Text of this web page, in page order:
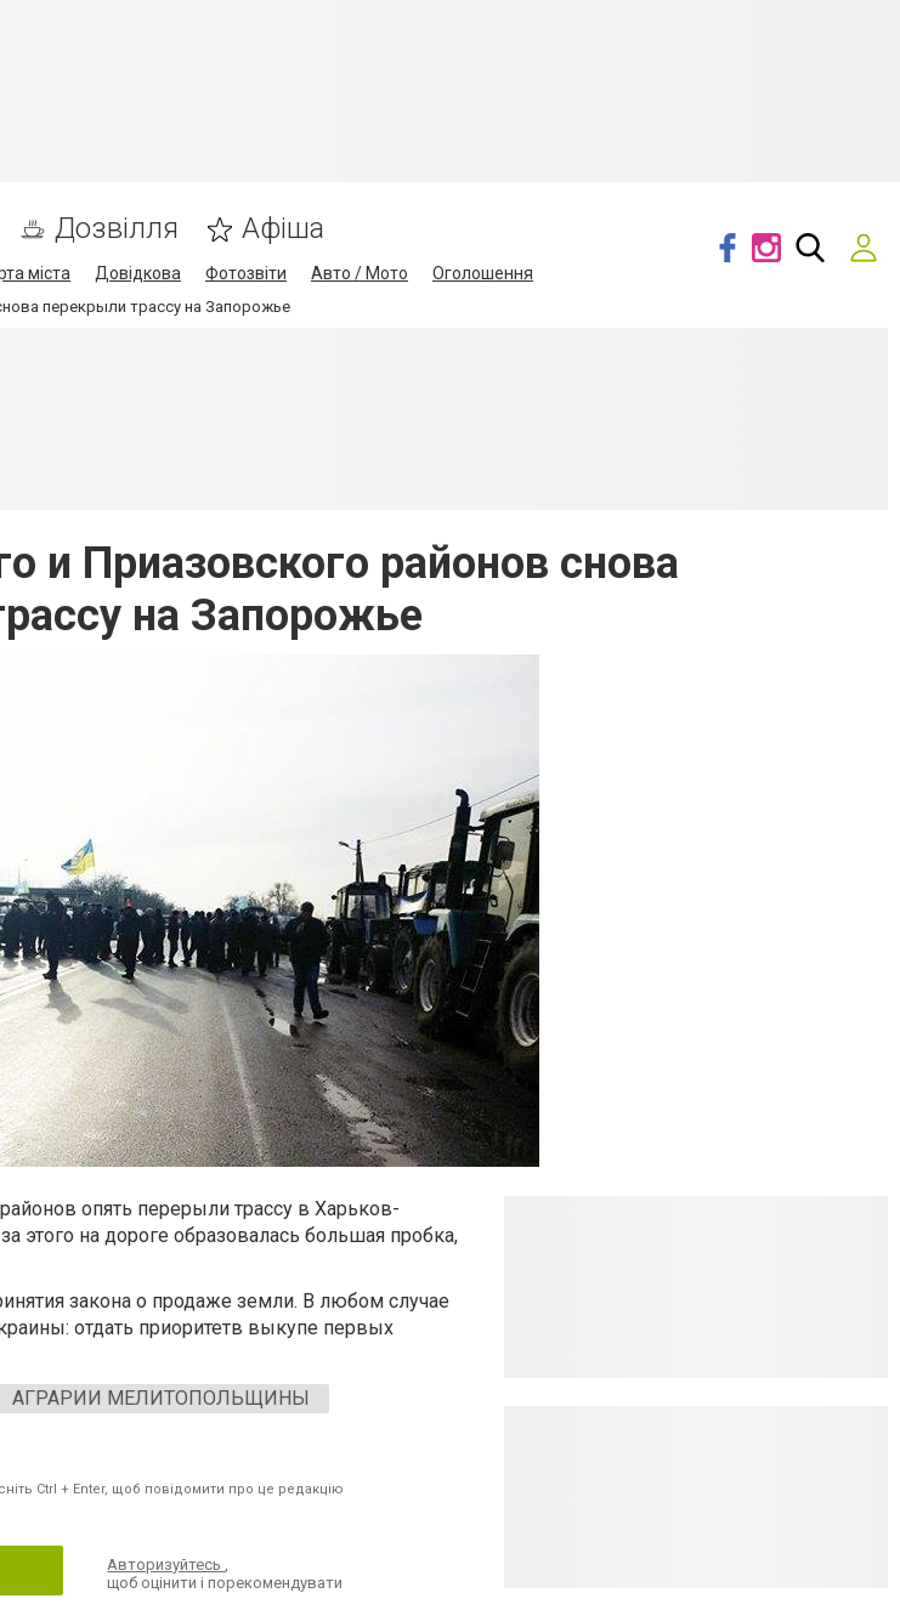
Дозвілля Афіша
міста Довідкова Фотозвіти Авто / Мото Оголошення
перекрыли трассу на Запорожье
и Приазовского районов снова
на Запорожье
опять перерыли трассу в Харьков-
этого на дороге образовалась большая пробка,
закона о продаже земли. В любом случае
отдать приоритетв выкупе первых
АГРАРИИ МЕЛИТОПОЛЬЩИНЫ
Ctrl + Enter, щоб повідомити про це редакцію
Авторизуйтесь,
щоб оцінити і порекомендувати